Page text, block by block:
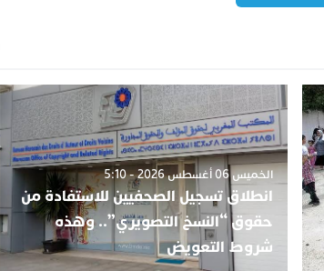
الخميس 06 أغسطس 2026 - 5:10
انطلاق تسجيل الصحفيين للاستفادة من
حقوق “النسخ التصويري”.. وهذه
شروط التعويض